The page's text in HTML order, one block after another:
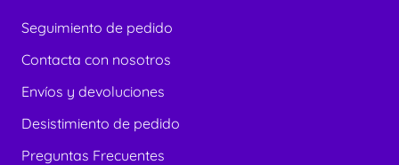
Seguimiento de pedido
Contacta con nosotros
Envíos y devoluciones
Desistimiento de pedido
Preguntas Frecuentes